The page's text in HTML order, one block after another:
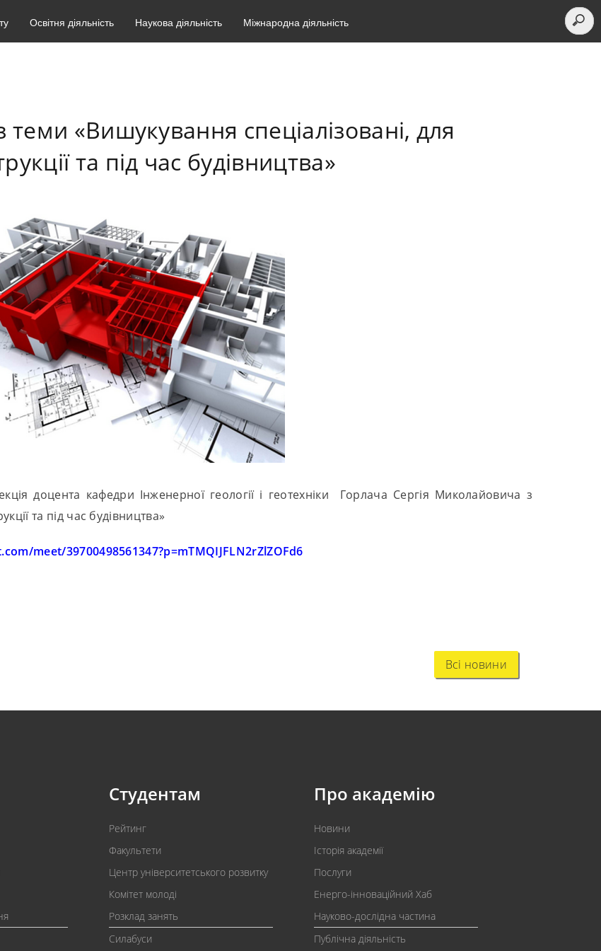
Освітня діяльність Наукова діяльність Міжнародна діяльність
теми «Вишукування спеціалізовані, для
та під час будівництва»
доцента кафедри Інженерної геології і геотехніки Горлача Сергія Миколайовича з
та під час будівництва»
meet/39700498561347?p=mTMQIJFLN2rZlZOFd6
Всі новини
Студентам
Рейтинг
Факультети
Центр університетського розвитку
Комітет молоді
Розклад занять
Силабуси
Про академію
Новини
Історія академії
Послуги
Енерго-інноваційний Хаб
Науково-дослідна частина
Публічна діяльність